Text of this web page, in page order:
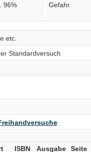
96% Gefahr
etc.
Standardversuch
ISBN Ausgabe Seite